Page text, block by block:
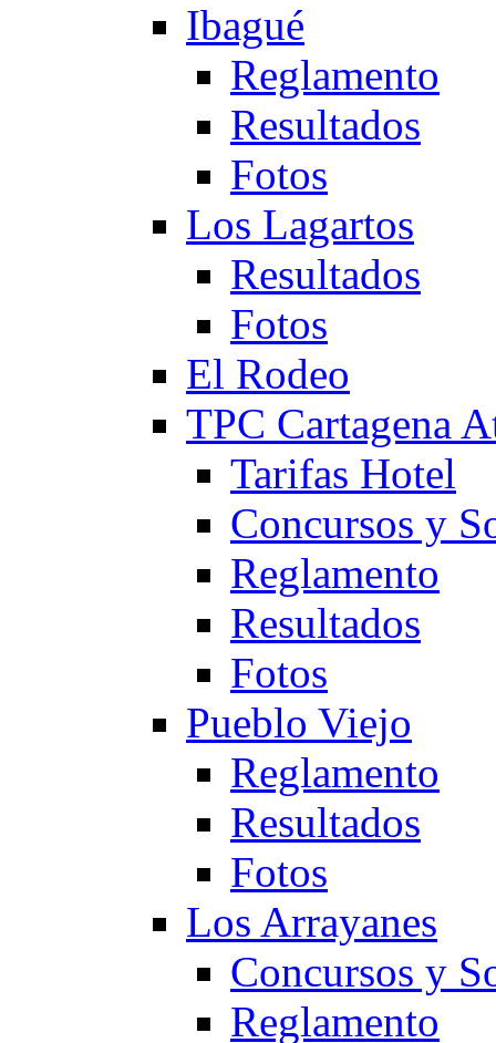
Ibagué
Reglamento
Resultados
Fotos
Los Lagartos
Resultados
Fotos
El Rodeo
TPC Cartagena
Tarifas Hotel
Concursos y
Reglamento
Resultados
Fotos
Pueblo Viejo
Reglamento
Resultados
Fotos
Los Arrayanes
Concursos y
Reglamento